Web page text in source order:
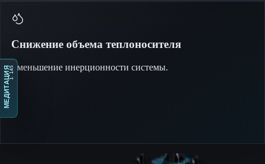
Снижение объема теплоносителя
Уменьшение инерционности системы.
МЕДИТАЦИЯ1 145